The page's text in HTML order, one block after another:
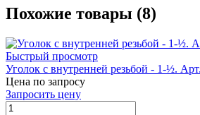
Похожие товары (8)
Быстрый просмотр
Уголок с внутренней резьбой - 1-½.
Цена по запросу
Запросить цену